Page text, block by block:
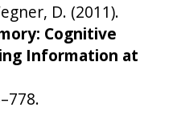
D. (2011).
Cognitive
Information at